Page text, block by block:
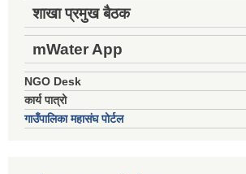
शाखा प्रमुख बैठक
mWater App
NGO Desk
कार्य पात्रो
गाउँपालिका महासंघ पोर्टल